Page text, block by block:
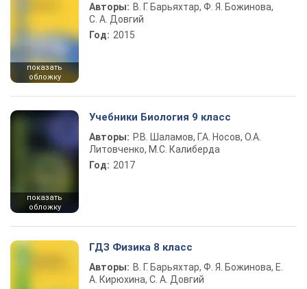
показать
обложку
Авторы: В. Г. Барьяхтар, Ф. Я. Божинова,
С. А. Довгий
Год: 2015
показать
обложку
Учебники Биология 9 класс
Авторы: Р.В. Шаламов, Г.А. Носов, О.А.
Литовченко, М.С. Калиберда
Год: 2017
ГДЗ Физика 8 класс
Авторы: В. Г. Барьяхтар, Ф. Я. Божинова, Е.
А. Кирюхина, С. А. Довгий